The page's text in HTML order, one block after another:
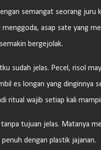
semangat seorang juru
asap sate yang
bergejolak.
sudah jelas. Pecel, risol
es longan yang dinginnya
ritual wajib setiap kali
tujuan jelas. Matanya
dengan plastik jajanan.